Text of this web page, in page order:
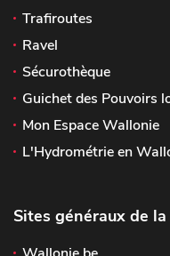
Trafiroutes
Ravel
Sécurothèque
Guichet des Pouvoirs
Mon Espace Wallonie
L'Hydrométrie en
Sites généraux de